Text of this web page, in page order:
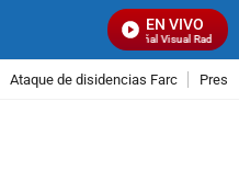
EN VIVO
Señal Visual Radio
Ataque de disidencias Farc